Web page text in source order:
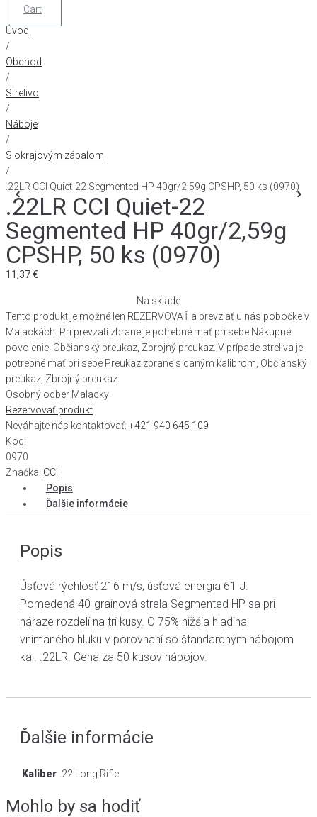
Cart
Úvod
/
Obchod
/
Strelivo
/
Náboje
/
S okrajovým zápalom
/
.22LR CCI Quiet-22 Segmented HP 40gr/2,59g CPSHP, 50 ks (0970)
.22LR CCI Quiet-22
Segmented HP 40gr/2,59g
CPSHP, 50 ks (0970)
11,37€
Na sklade
Tento produkt je možné len REZERVOVAŤ a prevziať u nás pobočke v
Malackách. Pri prevzatí zbrane je potrebné mať pri sebe Nákupné
povolenie, Občianský preukaz, Zbrojný preukaz. V prípade streliva je
potrebné mať pri sebe Preukaz zbrane s daným kalibrom, Občianský
preukaz, Zbrojný preukaz.
Osobný odber Malacky
Rezervovať produkt
Neváhajte nás kontaktovať: +421 940 645 109
Kód:
0970
Značka: CCI
Popis
Ďalšie informácie
Popis
Úsťová rýchlosť 216 m/s, úsťová energia 61 J.
Pomedená 40-grainová strela Segmented HP sa pri
náraze rozdelí na tri kusy. O 75% nižšia hladina
vnímaného hluku v porovnaní so štandardným nábojom
kal. .22LR. Cena za 50 kusov nábojov.
Ďalšie informácie
Kaliber .22 Long Rifle
Mohlo by sa hodiť